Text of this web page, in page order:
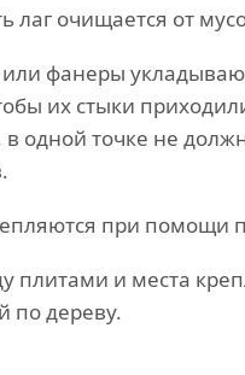
лаг очищается от
фанеры
их стыки
в одной точке не
при помощи
плитами и места
по дереву.